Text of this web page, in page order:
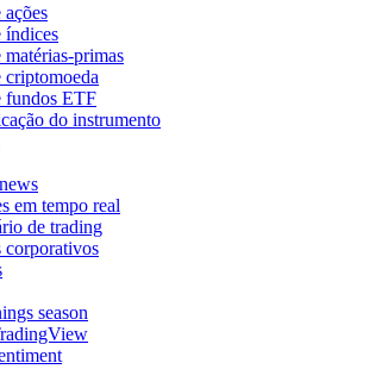
índices
primas
fundos ETF
do instrumento
em tempo real
de trading
corporativos
season